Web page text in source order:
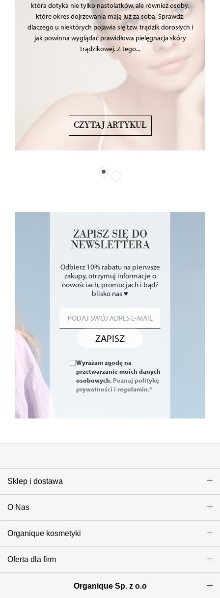
która dotyka nie tylko nastolatków, ale również osoby,
które okres dojrzewania mają już za sobą. Sprawdź,
dlaczego u niektórych pojawia się tzw. trądzik dorosłych i
jak powinna wyglądać prawidłowa pielęgnacja skóry
trądzikowej. Z tego...
CZYTAJ ARTYKUŁ
ZAPISZ SIĘ DO
NEWSLETTERA
Odbierz 10% rabatu na pierwsze
zakupy, otrzymuj informacje o
nowościach, promocjach i bądź
blisko nas ♥
ZAPISZ
Wyrażam zgodę na
przetwarzanie moich danych
osobowych. Poznaj politykę
prywatności i regulamin.*
Sklep i dostawa
O Nas
Organique kosmetyki
Oferta dla firm
Organique Sp. z o.o